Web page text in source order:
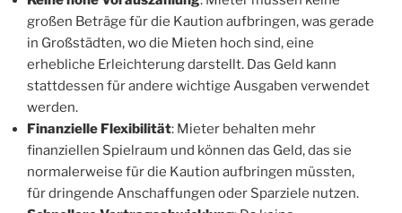
großen Beträge für die Kaution aufbringen, was gerade
in Großstädten, wo die Mieten hoch sind, eine
erhebliche Erleichterung darstellt. Das Geld kann
stattdessen für andere wichtige Ausgaben verwendet
werden.
Finanzielle Flexibilität: Mieter behalten mehr
finanziellen Spielraum und können das Geld, das sie
normalerweise für die Kaution aufbringen müssten,
für dringende Anschaffungen oder Sparziele nutzen.